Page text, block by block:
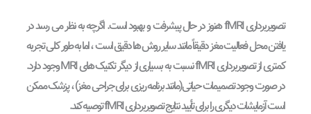
تصویربرداری fMRI هنوز در حال پیشرفت و بهبود است. اگرچه به نظر می رسد در
یافتن محل فعالیت مغز دقیقاً مانند سایر روش ها دقیق است ، اما به طور کلی تجربه
کمتری از تصویربرداری fMRI نسبت به بسیاری از دیگر تکنیک های MRI وجود دارد.
در صورت وجود تصمیمات حیاتی(مانند برنامه ریزی برای جراحی مغز) ، پزشک ممکن
است آزمایشات دیگری را برای تأیید نتایج تصویربرداری fMRI توصیه کند.